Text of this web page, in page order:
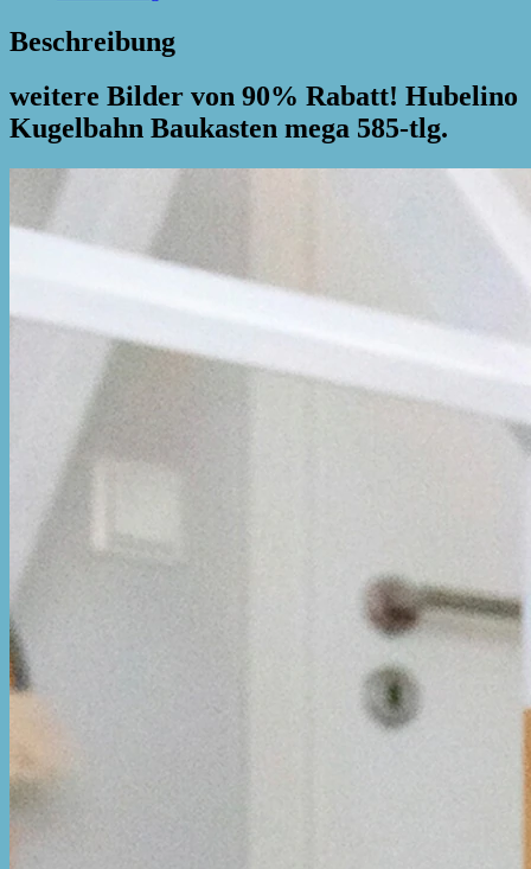
Beschreibung
weitere Bilder von 90% Rabatt! Hubelino
Kugelbahn Baukasten mega 585-tlg.